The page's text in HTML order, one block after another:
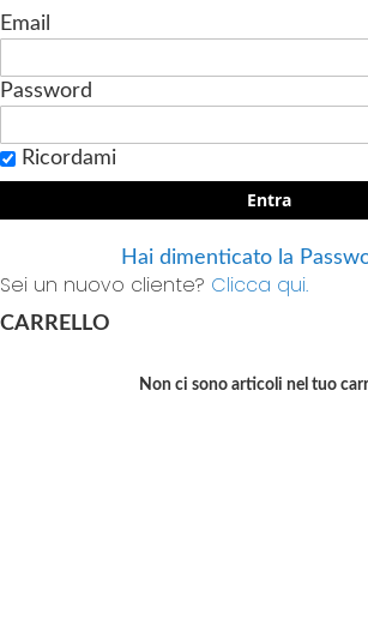
Email
Password
Ricordami
Entra
Hai dimenticato la
Sei un nuovo cliente? Clicca qui.
CARRELLO
Non ci sono articoli nel tuo